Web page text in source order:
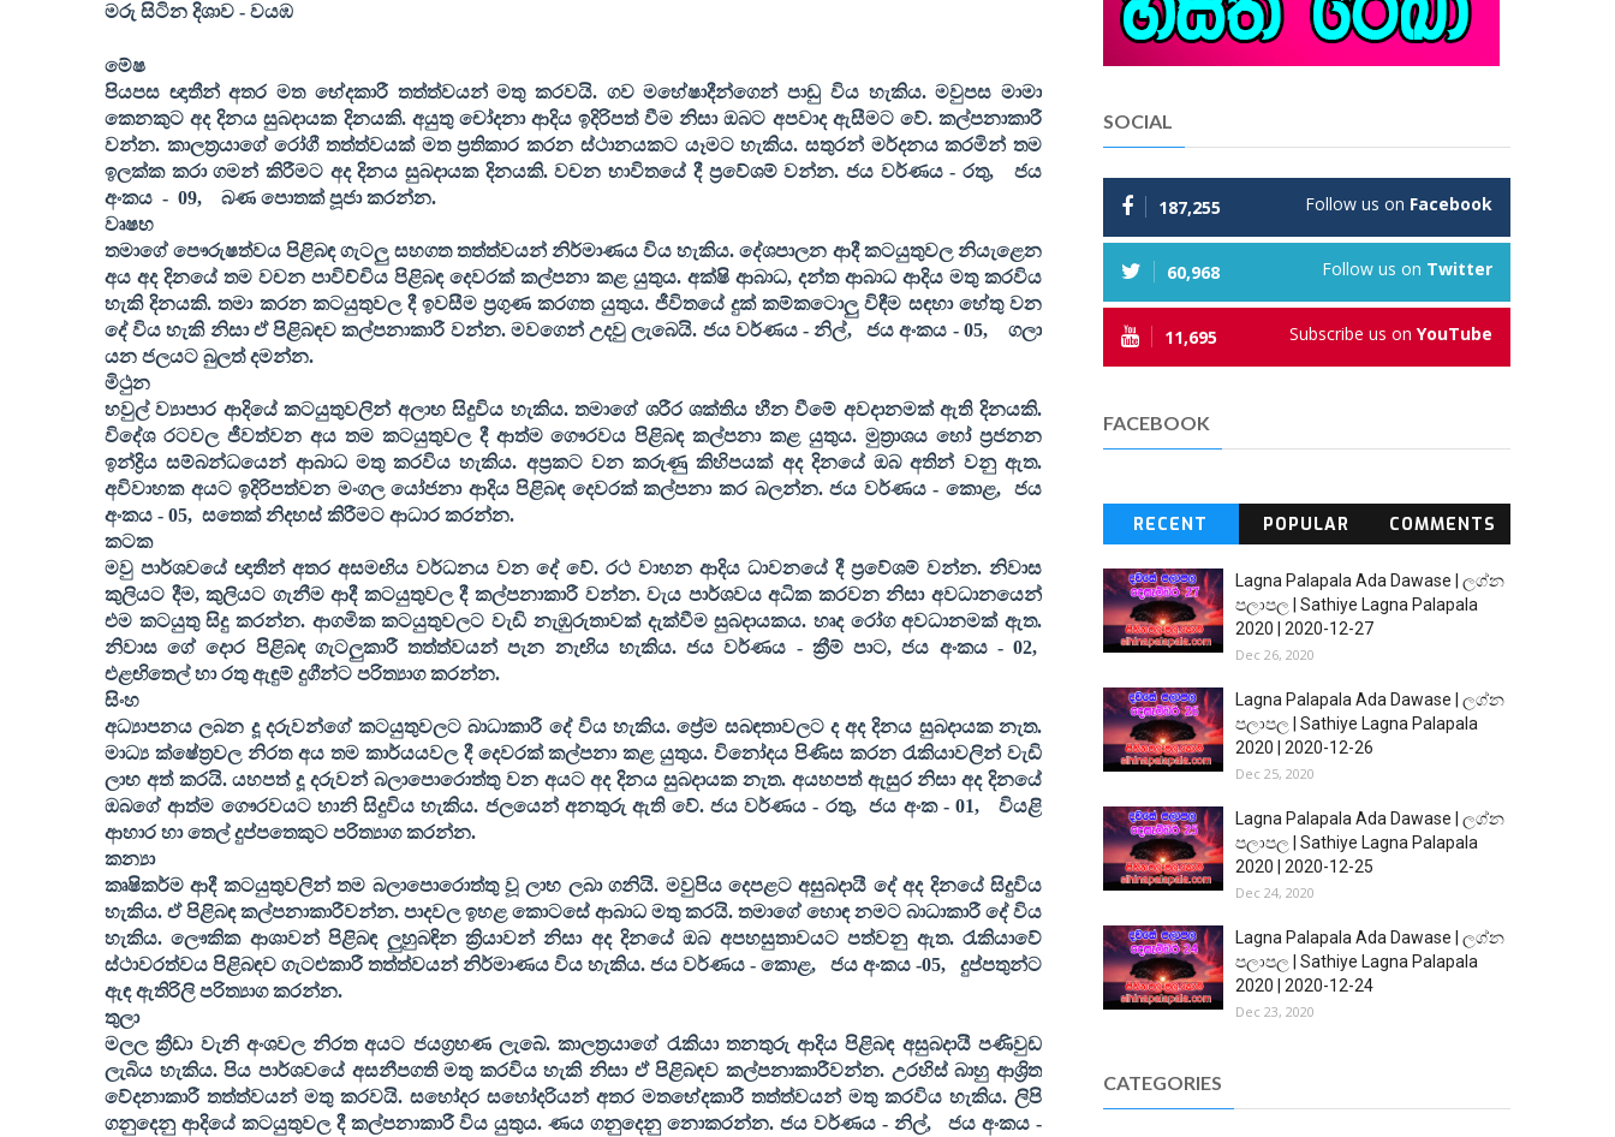
මරු සිටින දිශාව - වයඹ
මේෂ
පියපස ඥාතීන් අතර මත භේදකාරී තත්ත්වයන් මතු කරවයි. ගව මහේෂාදීන්ගෙන් පාඩු විය හැකිය. මවුපස මාමා
කෙනකුට අද දිනය සුබදායක දිනයකි. අයුතු චෝදනා ආදිය ඉදිරිපත් වීම නිසා ඔබට අපවාද ඇසීමට වේ. කල්පනාකාරී
වන්න. කාලත්‍රයාගේ රෝගී තත්ත්වයක් මත ප්‍රතිකාර කරන ස්ථානයකට යෑමට හැකිය. සතුරන් මර්දනය කරමින් තම
ඉලක්ක කරා ගමන් කිරීමට අද දිනය සුබදායක දිනයකි. වචන භාවිතයේ දී ප්‍රවේශම් වන්න. ජය වර්ණය - රතු,
ජය
අංකය - 09, බණ පොතක් පූජා කරන්න.
වෘෂභ
තමාගේ පෞරුෂත්වය පිළිබඳ ගැටලු සහගත තත්ත්වයන් නිර්මාණය විය හැකිය. දේශපාලන ආදී කටයුතුවල නියැළෙන
අය අද දිනයේ තම වචන පාවිච්චිය පිළිබඳ දෙවරක් කල්පනා කළ යුතුය. අක්ෂි ආබාධ, දන්ත ආබාධ ආදිය මතු කරවිය
හැකි දිනයකි. තමා කරන කටයුතුවල දී ඉවසීම ප්‍රගුණ කරගත යුතුය. ජීවිතයේ දුක් කම්කටොලු විඳීම සඳහා හේතු වන
දේ විය හැකි නිසා ඒ පිළිබඳව කල්පනාකාරී වන්න. මවගෙන් උදවු ලැබෙයි. ජය වර්ණය - නිල්, ජය අංකය - 05,
ගලා
යන ජලයට බුලත් දමන්න.
මිථුන
හවුල් ව්‍යාපාර ආදියේ කටයුතුවලින් අලාභ සිදුවිය හැකිය. තමාගේ ශරීර ශක්තිය හීන වීමේ අවදානමක් ඇති දිනයකි.
විදේශ රටවල ජීවත්වන අය තම කටයුතුවල දී ආත්ම ගෞරවය පිළිබඳ කල්පනා කළ යුතුය. මුත්‍රාශය හෝ ප්‍රජනන
ඉන්ද්‍රිය සම්බන්ධයෙන් ආබාධ මතු කරවිය හැකිය. අප්‍රකට වන කරුණු කිහිපයක් අද දිනයේ ඔබ අතින් වනු ඇත.
අවිවාහක අයට ඉදිරිපත්වන මංගල යෝජනා ආදිය පිළිබඳ දෙවරක් කල්පනා කර බලන්න.ජය වර්ණය - කොළ,
ජය
අංකය - 05, සතෙක් නිදහස් කිරීමට ආධාර කරන්න.
කටක
මවු පාර්ශවයේ ඥාතීන් අතර අසමඟිය වර්ධනය වන දේ වේ. රථ වාහන ආදිය ධාවනයේ දී ප්‍රවේශම් වන්න. නිවාස
කුලියට දීම,කුලියට ගැනීම ආදී කටයුතුවල දී කල්පනාකාරී වන්න. වැය පාර්ශවය අධික කරවන නිසා අවධානයෙන්
එම කටයුතු සිදු කරන්න. ආගමික කටයුතුවලට වැඩි නැඹුරුතාවක් දැක්වීම සුබදායකය. හෘද රෝග අවධානමක් ඇත.
නිවාස ගේ දොර පිළිබඳ ගැටලුකාරී තත්ත්වයන් පැන නැඟිය හැකිය.ජය වර්ණය - ක්‍රීම් පාට,ජය අංකය - 02,
එළඟිතෙල් හා රතු ඇඳුම් දුගීන්ට පරිත්‍යාග කරන්න.
සිංහ
අධ්‍යාපනය ලබන දූ දරුවන්ගේ කටයුතුවලට බාධාකාරී දේ විය හැකිය. ප්‍රේම සබඳතාවලට ද අද දිනය සුබදායක නැත.
මාධ්‍ය ක්ෂේත්‍රවල නිරත අය තම කාර්යයවල දී දෙවරක් කල්පනා කළ යුතුය. විනෝදය පිණිස කරන රැකියාවලින් වැඩි
ලාභ අත් කරයි. යහපත් දූ දරුවන් බලාපොරොත්තු වන අයට අද දිනය සුබදායක නැත. අයහපත් ඇසුර නිසා අද දිනයේ
ඔබගේ ආත්ම ගෞරවයට හානි සිදුවිය හැකිය. ජලයෙන් අනතුරු ඇති වේ. ජය වර්ණය - රතු, ජය අංක -01,
වියළි
ආහාර හා තෙල් දුප්පතෙකුට පරිත්‍යාග කරන්න.
කන්‍යා
කෘෂිකර්ම ආදී කටයුතුවලින් තම බලාපොරොත්තු වූ ලාභ ලබා ගනියි. මවුපිය දෙපළට අසුබදායී දේ අද දිනයේ සිදුවිය
හැකිය. ඒ පිළිබඳ කල්පනාකාරීවන්න. පාදවල ඉහළ කොටසේ ආබාධ මතු කරයි. තමාගේ හොඳ නමට බාධාකාරී දේ විය
හැකිය. ලෞකික ආශාවන් පිළිබඳ ලුහුබඳින ක්‍රියාවන් නිසා අද දිනයේ ඔබ අපහසුතාවයට පත්වනු ඇත. රැකියාවේ
ස්ථාවරත්වය පිළිබඳව ගැටළුකාරී තත්ත්වයන් නිර්මාණය විය හැකිය. ජය වර්ණය - කොළ, ජය අංකය -05,
දුප්පතුන්ට
ඇඳ ඇතිරිලි පරිත්‍යාග කරන්න.
තුලා
මලල ක්‍රීඩා වැනි අංශවල නිරත අයට ජයග්‍රහණ ලැබේ. කාලත්‍රයාගේ රැකියා තනතුරු ආදිය පිළිබඳ අසුබදායී පණිවුඩ
ලැබිය හැකිය. පිය පාර්ශවයේ අසනීපගති මතු කරවිය හැකි නිසා ඒ පිළිබඳව කල්පනාකාරීවන්න. උරහිස් බාහු ආශ්‍රිත
වේදනාකාරී තත්ත්වයන් මතු කරවයි. සහෝදර සහෝදරියන් අතර මතභේදකාරී තත්ත්වයන් මතු කරවිය හැකිය. ලිපි
ගනුදෙනු ආදි‍යේ කටයුතුවල දී කල්පනාකාරී විය යුතුය. ණය ගනුදෙනු නොකරන්න. ජය වර්ණය - නිල්,
ජය අංකය -
SOCIAL
187,255 Follow us on Facebook
60,968 Follow us on Twitter
11,695 Subscribe us on YouTube
FACEBOOK
RECENT POPULAR COMMENTS
Lagna Palapala Ada Dawase | ලග්න
පලාපල | Sathiye Lagna Palapala
2020 | 2020-12-27
Dec 26, 2020
Lagna Palapala Ada Dawase | ලග්න
පලාපල | Sathiye Lagna Palapala
2020 | 2020-12-26
Dec 25, 2020
Lagna Palapala Ada Dawase | ලග්න
පලාපල | Sathiye Lagna Palapala
2020 | 2020-12-25
Dec 24, 2020
Lagna Palapala Ada Dawase | ලග්න
පලාපල | Sathiye Lagna Palapala
2020 | 2020-12-24
Dec 23, 2020
CATEGORIES